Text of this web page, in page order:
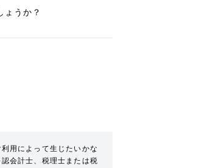
うか？
用によって生じたいかな
会計士、税理士または税